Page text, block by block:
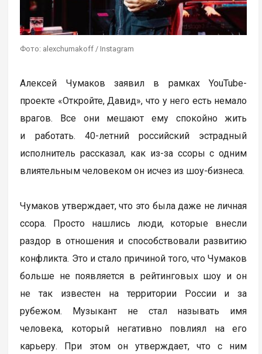
Фото: alexchumakoff / Instagram
Алексей Чумаков заявил в рамках YouTube-
проекте «Откройте, Давид», что у него есть немало
врагов. Все они мешают ему спокойно жить
и работать. 40-летний российский эстрадный
исполнитель рассказал, как из-за ссоры с одним
влиятельным человеком он исчез из шоу-бизнеса.
Чумаков утверждает, что это была даже не личная
ссора. Просто нашлись люди, которые внесли
раздор в отношения и способствовали развитию
конфликта. Это и стало причиной того, что Чумаков
больше не появляется в рейтинговых шоу и он
не так известен на территории России и за
рубежом. Музыкант не стал называть имя
человека, который негативно повлиял на его
карьеру. При этом он утверждает, что с ним